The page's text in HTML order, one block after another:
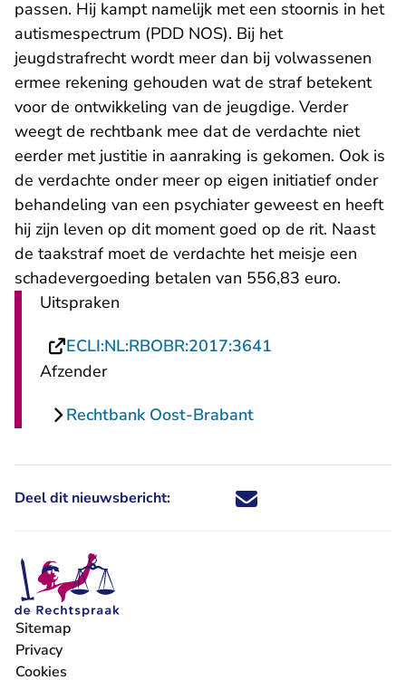
passen. Hij kampt namelijk met een stoornis in het
autismespectrum (PDD NOS). Bij het
jeugdstrafrecht wordt meer dan bij volwassenen
ermee rekening gehouden wat de straf betekent
voor de ontwikkeling van de jeugdige. Verder
weegt de rechtbank mee dat de verdachte niet
eerder met justitie in aanraking is gekomen. Ook is
de verdachte onder meer op eigen initiatief onder
behandeling van een psychiater geweest en heeft
hij zijn leven op dit moment goed op de rit. Naast
de taakstraf moet de verdachte het meisje een
schadevergoeding betalen van 556,83 euro.
Uitspraken
ECLI:NL:RBOBR:2017:3641
Afzender
Rechtbank Oost-Brabant
Deel dit nieuwsbericht: Deel dit nieuwsbericht via X -
Deel dit nieuwsbericht via
Deel dit nieuwsbericht
Deel dit
Sitemap
Privacy
Cookies